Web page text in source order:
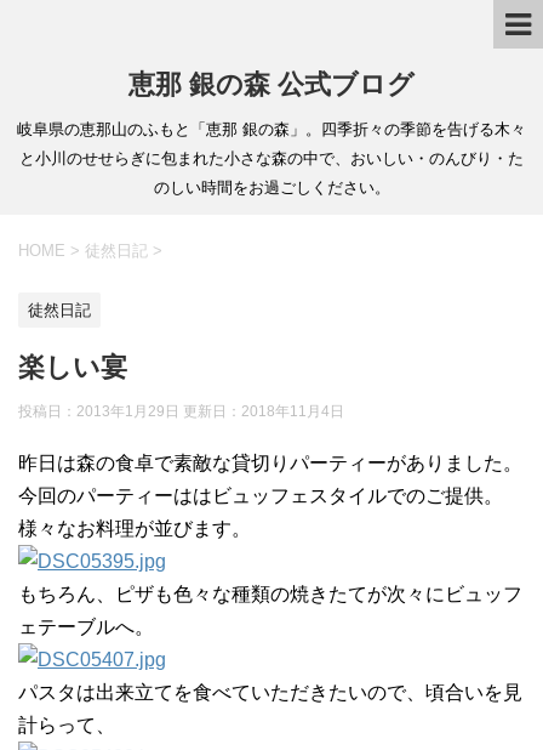
恵那 銀の森 公式ブログ
岐阜県の恵那山のふもと「恵那 銀の森」。四季折々の季節を告げる木々
と小川のせせらぎに包まれた小さな森の中で、おいしい・のんびり・た
のしい時間をお過ごしください。
HOME > 徒然日記 >
徒然日記
楽しい宴
投稿日：2013年1月29日 更新日： 2018年11月4日
昨日は森の食卓で素敵な貸切りパーティーがありました。
今回のパーティーははビュッフェスタイルでのご提供。
様々なお料理が並びます。
もちろん、ピザも色々な種類の焼きたてが次々にビュッフ
ェテーブルへ。
パスタは出来立てを食べていただきたいので、頃合いを見
計らって、